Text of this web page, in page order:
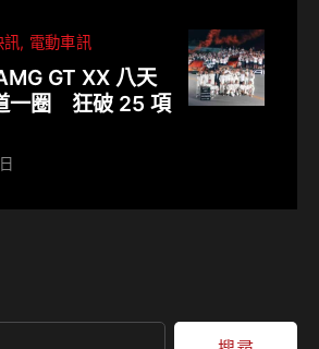
訊 電動車訊
GT XX 八天
一圈 狂破 25 項